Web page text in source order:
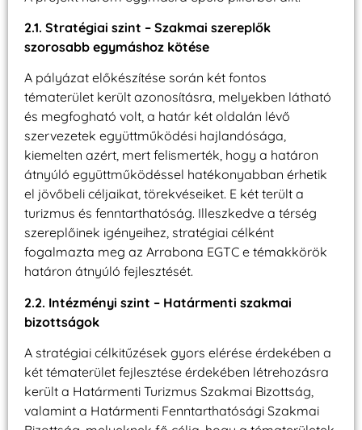
2.1. Stratégiai szint – Szakmai szereplők
szorosabb egymáshoz kötése
A pályázat előkészítése során két fontos
tématerület került azonosításra, melyekben látható
és megfogható volt, a határ két oldalán lévő
szervezetek együttműködési hajlandósága,
kiemelten azért, mert felismerték, hogy a határon
átnyúló együttműködéssel hatékonyabban érhetik
el jövőbeli céljaikat, törekvéseiket. E két terült a
turizmus és fenntarthatóság. Illeszkedve a térség
szereplőinek igényeihez, stratégiai célként
fogalmazta meg az Arrabona EGTC e témakkörök
határon átnyúló fejlesztését.
2.2. Intézményi szint – Határmenti szakmai
bizottságok
A stratégiai célkitűzések gyors elérése érdekében a
két tématerület fejlesztése érdekében létrehozásra
került a Határmenti Turizmus Szakmai Bizottság,
valamint a Határmenti Fenntarthatósági Szakmai